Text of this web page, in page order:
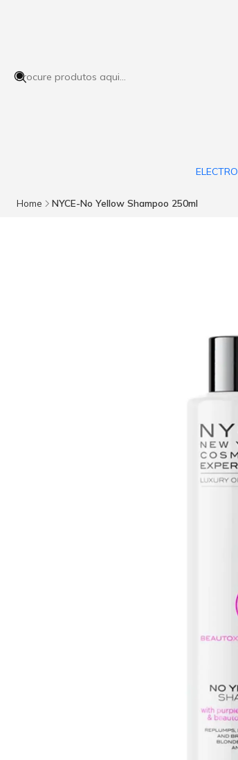
ELECTRO
Home NYCE-No Yellow Shampoo 250ml